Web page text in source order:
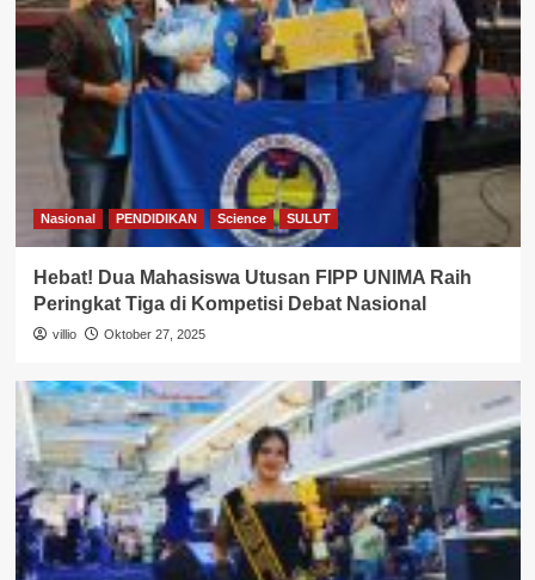
Nasional PENDIDIKAN Science SULUT
Hebat! Dua Mahasiswa Utusan FIPP UNIMA Raih
Peringkat Tiga di Kompetisi Debat Nasional
villio Oktober 27, 2025